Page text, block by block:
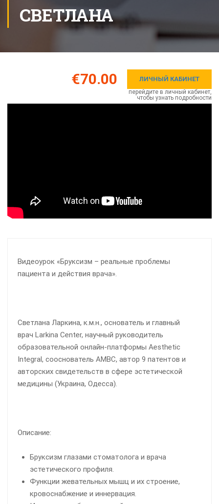
СВЕТЛАНА
€70.00 ЛИЧНЫЙ КАБИНЕТ
перейдите в личный кабинет,
чтобы узнать подробности
Видеоурок «Бруксизм – реальные проблемы
пациента и действия врача».
Светлана Ларкина, к.м.н., основатель и главный
врач Larkina Center, научный руководитель
образовательной онлайн-платформы Aesthetic
Integral, сооснователь АМВС, автор 9 патентов и
авторских свидетельств в сфере эстетической
медицины (Украина, Одесса).
Описание:
Бруксизм глазами стоматолога и врача
эстетического профиля.
Функции жевательных мышц и их строение,
кровоснабжение и иннервация.